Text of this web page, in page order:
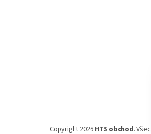
Copyright 2026 HTS obchod.